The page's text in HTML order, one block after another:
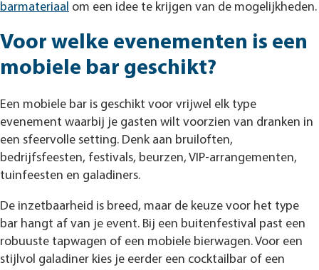
barmateriaal om een idee te krijgen van de mogelijkheden.
Voor welke evenementen is een
mobiele bar geschikt?
Een mobiele bar is geschikt voor vrijwel elk type
evenement waarbij je gasten wilt voorzien van dranken in
een sfeervolle setting. Denk aan bruiloften,
bedrijfsfeesten, festivals, beurzen, VIP-arrangementen,
tuinfeesten en galadiners.
De inzetbaarheid is breed, maar de keuze voor het type
bar hangt af van je event. Bij een buitenfestival past een
robuuste tapwagen of een mobiele bierwagen. Voor een
stijlvol galadiner kies je eerder een cocktailbar of een